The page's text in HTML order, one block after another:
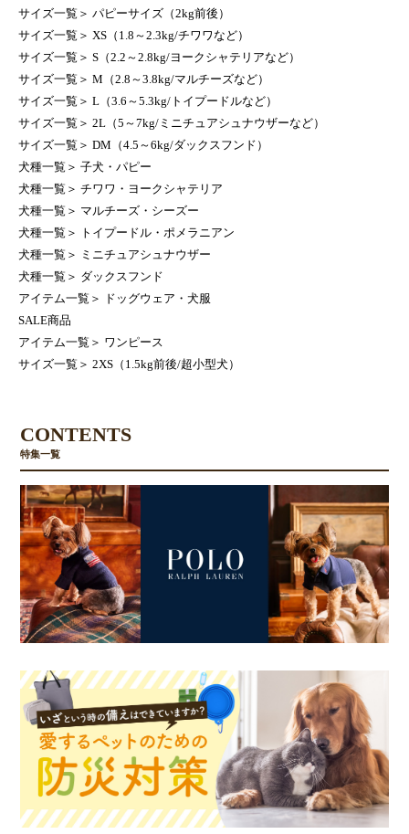
サイズ一覧 ＞ パピーサイズ（2kg前後）
サイズ一覧 ＞ XS（1.8～2.3kg/チワワなど）
サイズ一覧 ＞ S（2.2～2.8kg/ヨークシャテリアなど）
サイズ一覧 ＞ M（2.8～3.8kg/マルチーズなど）
サイズ一覧 ＞ L（3.6～5.3kg/トイプードルなど）
サイズ一覧 ＞ 2L（5～7kg/ミニチュアシュナウザーなど）
サイズ一覧 ＞ DM（4.5～6kg/ダックスフンド）
犬種一覧 ＞ 子犬・パピー
犬種一覧 ＞ チワワ・ヨークシャテリア
犬種一覧 ＞ マルチーズ・シーズー
犬種一覧 ＞
トイプードル・ポメラニアン
犬種一覧 ＞
ミニチュアシュナウザー
犬種一覧 ＞ ダックスフンド
アイテム一覧 ＞
ドッグウェア・犬服
SALE商品
アイテム一覧 ＞ ワンピース
サイズ一覧 ＞ 2XS（1.5kg前後/超小型犬）
CONTENTS
特集一覧